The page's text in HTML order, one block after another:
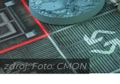
zdroj: Foto: CMON